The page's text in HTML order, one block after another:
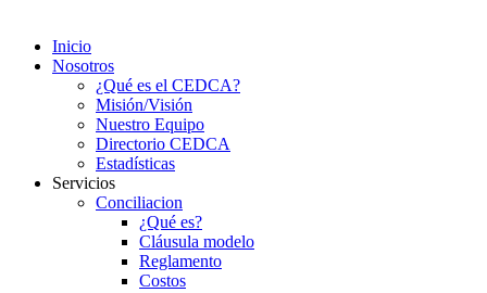
Inicio
Nosotros
¿Qué es el CEDCA?
Misión/Visión
Nuestro Equipo
Directorio CEDCA
Estadísticas
Servicios
Conciliacion
¿Qué es?
Cláusula modelo
Reglamento
Costos